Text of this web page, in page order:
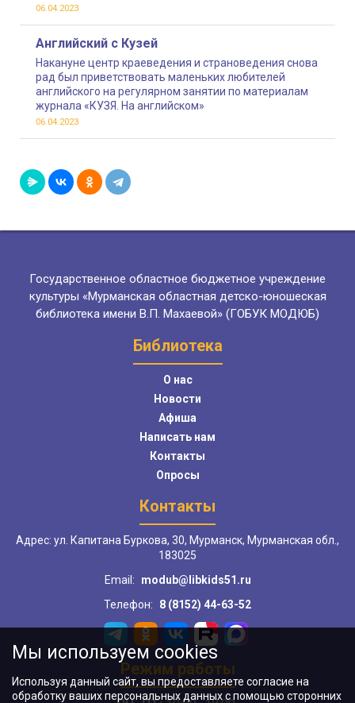
06.04.2023
Английский с Кузей
Накануне центр краеведения и страноведения снова
рад был приветствовать маленьких любителей
английского на регулярном занятии по материалам
журнала «КУЗЯ. На английском»
06.04.2023
Государственное областное бюджетное учреждение
культуры «Мурманская областная детско-юношеская
библиотека имени В.П. Махаевой» (ГОБУК МОДЮБ)
Библиотека
О нас
Новости
Афиша
Написать нам
Контакты
Опросы
Контакты
Адрес: ул. Капитана Буркова, 30, Мурманск, Мурманская обл.,
183025
Email:
modub@libkids51.ru
Телефон:
8 (8152) 44-63-52
Режим работы
Мы используем cookies
Используя данный сайт, вы предоставляете согласие на
обработку ваших персональных данных с помощью сторонних